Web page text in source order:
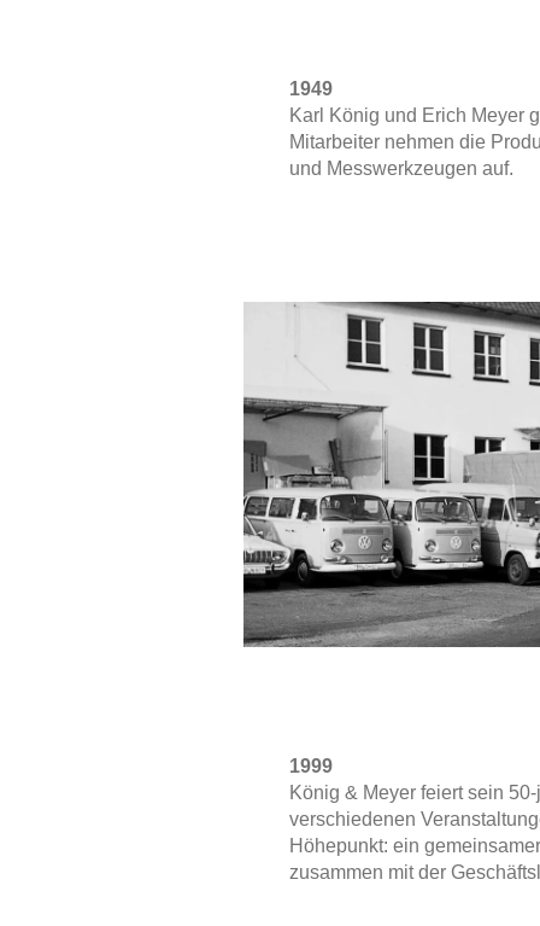
1949
Karl König und Erich Meyer
Mitarbeiter nehmen die
und Messwerkzeugen auf.
1999
König & Meyer feiert sein
verschiedenen
Höhepunkt: ein
zusammen mit der